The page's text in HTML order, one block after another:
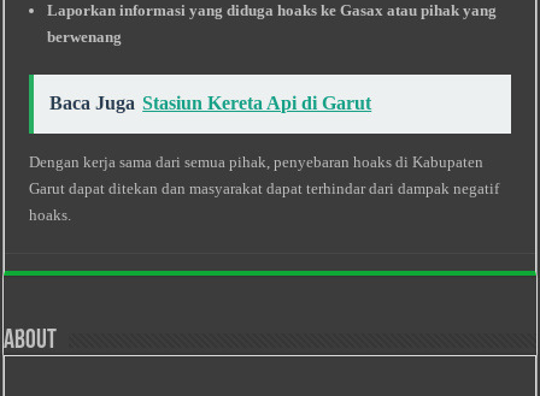
Laporkan informasi yang diduga hoaks ke Gasax atau pihak yang
berwenang
Baca Juga Stasiun Kereta Api di Garut
Dengan kerja sama dari semua pihak, penyebaran hoaks di Kabupaten
Garut dapat ditekan dan masyarakat dapat terhindar dari dampak negatif
hoaks.
About